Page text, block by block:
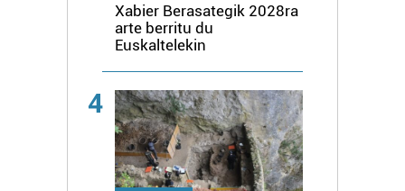
Xabier Berasategik 2028ra
arte berritu du
Euskaltelekin
4